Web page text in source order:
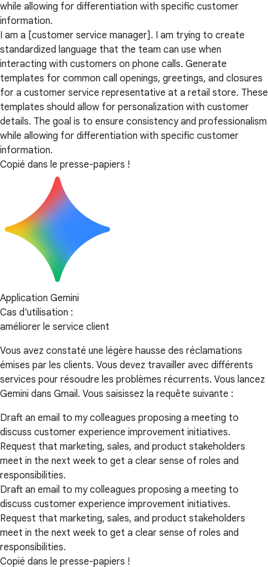
while allowing for differentiation with specific customer
information.
I am a [customer service manager]. I am trying to create
standardized language that the team can use when
interacting with customers on phone calls. Generate
templates for common call openings, greetings, and closures
for a customer service representative at a retail store. These
templates should allow for personalization with customer
details. The goal is to ensure consistency and professionalism
while allowing for differentiation with specific customer
information.
Copié dans le presse-papiers !
Application Gemini
Cas d'utilisation :
améliorer le service client
Vous avez constaté une légère hausse des réclamations
émises par les clients. Vous devez travailler avec différents
services pour résoudre les problèmes récurrents. Vous lancez
Gemini dans Gmail. Vous saisissez la requête suivante :
Draft an email to my colleagues proposing a meeting to
discuss customer experience improvement initiatives.
Request that marketing, sales, and product stakeholders
meet in the next week to get a clear sense of roles and
responsibilities.
Draft an email to my colleagues proposing a meeting to
discuss customer experience improvement initiatives.
Request that marketing, sales, and product stakeholders
meet in the next week to get a clear sense of roles and
responsibilities.
Copié dans le presse-papiers !